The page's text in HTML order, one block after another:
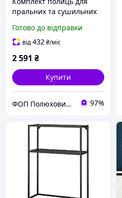
пральних та сушильних
STD FM STCK KIT
Готово до відправки
від432₴/міс
2 591 ₴
Купити
ФОП Полюхович Л.Г. 97%